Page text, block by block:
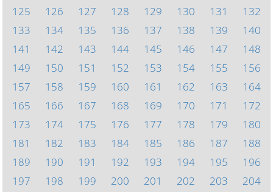
125
126 127 128 129 130 131
132
133
134 135 136 137 138 139
140
141
142 143 144 145 146 147
148
149
150 151 152 153 154 155
156
157
158 159 160 161 162 163
164
165
166 167 168 169 170 171
172
173
174 175 176 177 178 179
180
181
182 183 184 185 186 187
188
189
190 191 192 193 194 195
196
197
198 199 200 201 202 203
204